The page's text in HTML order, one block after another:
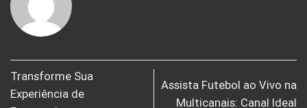
Transforme Sua
Experiência de
Assista Futebol ao Vivo na
Multicanais: Canal Ideal